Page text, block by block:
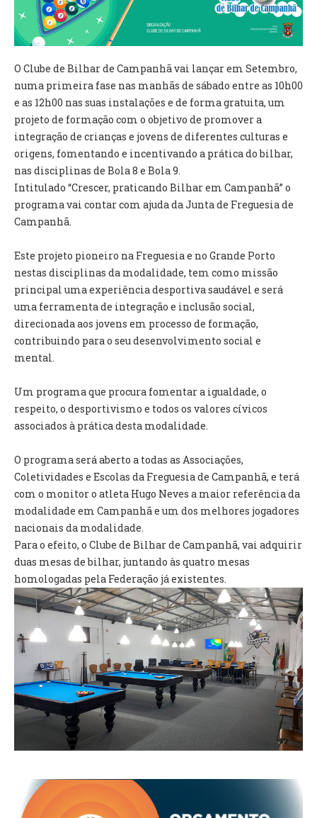
VÍDEOS
AUTARQUIA
CONSTITUIÇÃO
PRESIDENTE
EXECUTIVO E PELOUROS
ASSEMBLEIA DE FREGUESIA
GRAVAÇÕES DAS REUNIÕES PÚBLICAS DO EXECUTIVO
EDITAIS
REGULAMENTOS E TAXAS
PLANO E ORÇAMENTO
RELATÓRIO E CONTAS
INVENTÁRIO
RECRUTAMENTO PESSOAL
CÓDIGO DE CONDUTA
FUNDO DE APOIO AO ASSOCIATIVISMO
SUBVENÇÕES PÚBLICAS
GERAIS
SECRETARIA
CANÍDEOS
CEMITÉRIO
RECENSEAMENTO ELEITORAL
ATESTADOS
VENDA AMBULANTE
EMPREGO (GIP)
O GABINETE
APOIO AOS DESEMPREGADOS
APOIO ÀS EMPRESAS
OFERTAS DE EMPREGO
CONTACTO E HORÁRIO GIP
O Clube de Bilhar de Campanhã vai lançar em Setembro,
numa primeira fase nas manhãs de sábado entre as 10h00
e as 12h00 nas suas instalações e de forma gratuita, um
projeto de formação com o objetivo de promover a
integração de crianças e jovens de diferentes culturas e
origens, fomentando e incentivando a prática do bilhar,
nas disciplinas de Bola 8 e Bola 9.
Intitulado “Crescer, praticando Bilhar em Campanhã” o
programa vai contar com ajuda da Junta de Freguesia de
Campanhã.
Este projeto pioneiro na Freguesia e no Grande Porto
nestas disciplinas da modalidade, tem como missão
principal uma experiência desportiva saudável e será
uma ferramenta de integração e inclusão social,
direcionada aos jovens em processo de formação,
contribuindo para o seu desenvolvimento social e
mental.
Um programa que procura fomentar a igualdade, o
respeito, o desportivismo e todos os valores cívicos
associados à prática desta modalidade.
O programa será aberto a todas as Associações,
Coletividades e Escolas da Freguesia de Campanhã, e terá
com o monitor o atleta Hugo Neves a maior referência da
modalidade em Campanhã e um dos melhores jogadores
nacionais da modalidade.
Para o efeito, o Clube de Bilhar de Campanhã, vai adquirir
duas mesas de bilhar, juntando às quatro mesas
homologadas pela Federação já existentes.